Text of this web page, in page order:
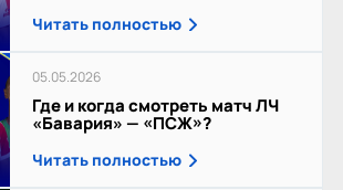
Читать полностью
05.05.2026
Где и когда смотреть матч ЛЧ
«Бавария» — «ПСЖ»?
Читать полностью